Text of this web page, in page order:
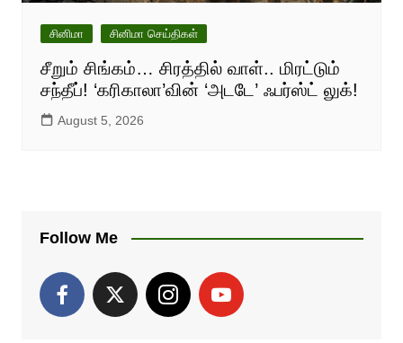
சினிமா சினிமா செய்திகள்
சீறும் சிங்கம்… சிரத்தில் வாள்.. மிரட்டும்
சந்தீப்! ‘கரிகாலா’வின் ‘அடடே’ ஃபர்ஸ்ட் லுக்!
August 5, 2026
Follow Me